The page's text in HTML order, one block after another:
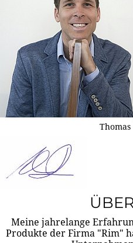
Meine jahrelange
Produkte der Firma "Rim"